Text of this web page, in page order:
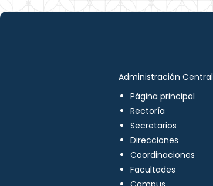
Administración Central
Página principal
Rectoría
Secretarios
Direcciones
Coordinaciones
Facultades